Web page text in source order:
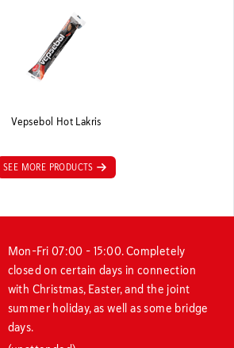
Vepsebol Hot Lakris
SEE MORE PRODUCTS
Mon–Fri 07:00 – 15:00. Completely
closed on certain days in connection
with Christmas, Easter, and the joint
summer holiday, as well as some bridge
days.